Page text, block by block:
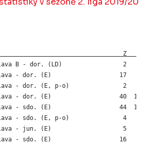
Z   G
Jihlava B - dor. (LD)                 2
Jihlava - dor. (E)                   17
- dor. (E, p-o)               2   0
- dor. (E)                   40
- sdo. (E)                   44
- sdo. (E, p-o)               4   4
- jun. (E)                    5   1
- sdo. (E)                   16   2